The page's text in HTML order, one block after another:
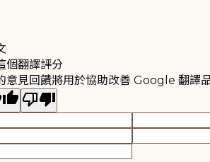
個翻譯評分
意見回饋將用於協助改善 Google 翻譯